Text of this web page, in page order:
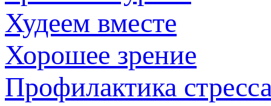
Худеем вместе
Хорошее зрение
Профилактика